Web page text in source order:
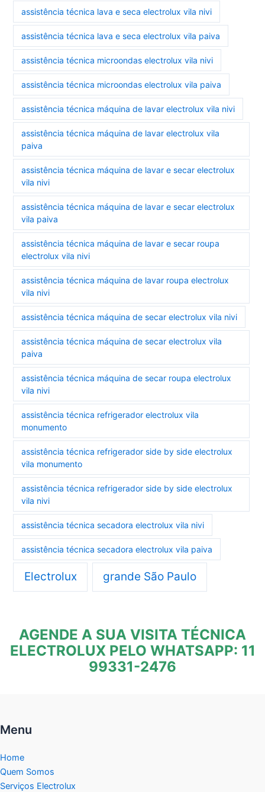
assistência técnica lava e seca electrolux vila nivi
assistência técnica lava e seca electrolux vila paiva
assistência técnica microondas electrolux vila nivi
assistência técnica microondas electrolux vila paiva
assistência técnica máquina de lavar electrolux vila nivi
assistência técnica máquina de lavar electrolux vila
paiva
assistência técnica máquina de lavar e secar electrolux
vila nivi
assistência técnica máquina de lavar e secar electrolux
vila paiva
assistência técnica máquina de lavar e secar roupa
electrolux vila nivi
assistência técnica máquina de lavar roupa electrolux
vila nivi
assistência técnica máquina de secar electrolux vila nivi
assistência técnica máquina de secar electrolux vila
paiva
assistência técnica máquina de secar roupa electrolux
vila nivi
assistência técnica refrigerador electrolux vila
monumento
assistência técnica refrigerador side by side electrolux
vila monumento
assistência técnica refrigerador side by side electrolux
vila nivi
assistência técnica secadora electrolux vila nivi
assistência técnica secadora electrolux vila paiva
Electrolux grande São Paulo
AGENDE A SUA VISITA TÉCNICA
ELECTROLUX PELO WHATSAPP: 11
99331-2476
Menu
Home
Quem Somos
Serviços Electrolux